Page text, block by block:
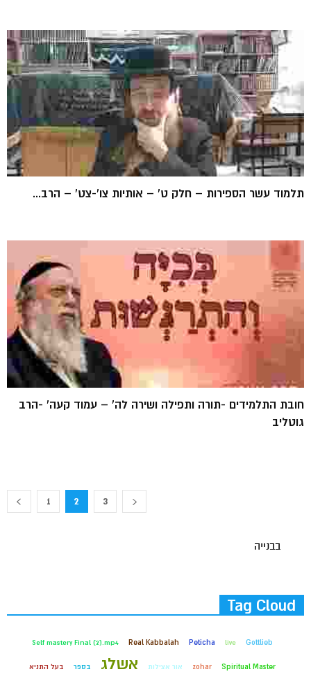
תלמוד עשר הספירות – חלק ט' – אותיות צו'-צט' – הרב...
חובת התלמידים -תורה ותפילה ושירה לה' – עמוד קעה' -הרב
גוטליב
1 2 3
בבנייה
Tag Cloud
Gottlieb
live
Peticha
Real Kabbalah
Self mastery Final (2).mp4
Spiritual Master
zohar אור אצילות אשלג בספר בעל התניא